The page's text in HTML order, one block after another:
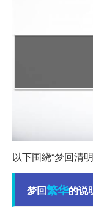
以下围绕“梦回清
梦回繁华的说